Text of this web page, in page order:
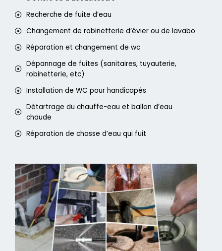
Recherche de fuite d’eau
Changement de robinetterie d’évier ou de lavabo
Réparation et changement de wc
Dépannage de fuites (sanitaires, tuyauterie,
robinetterie, etc)
Installation de WC pour handicapés
Détartrage du chauffe-eau et ballon d’eau
chaude
Réparation de chasse d’eau qui fuit